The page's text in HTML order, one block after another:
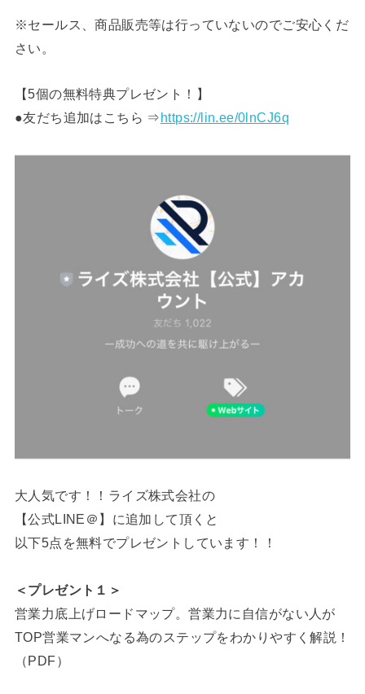
※セールス、商品販売等は行っていないのでご安心くだ
さい。
【5個の無料特典プレゼント！】
●友だち追加はこちら ⇒https://lin.ee/0lnCJ6q
大人気です！！ライズ株式会社の
【公式LINE＠】に追加して頂くと
以下5点を無料でプレゼントしています！！
＜プレゼント１＞
営業力底上げロードマップ。営業力に自信がない人が
TOP営業マンへなる為のステップをわかりやすく解説！
（PDF）